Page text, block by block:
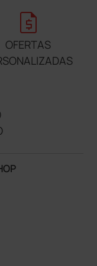
request_quote
OFERTAS